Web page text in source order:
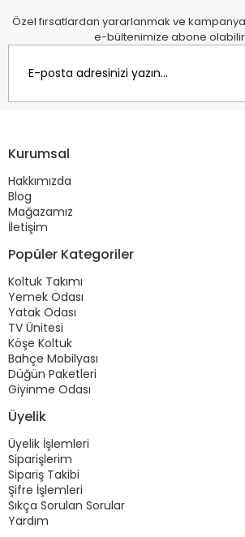
Özel fırsatlardan yararlanmak ve
e-bültenimize abone
Kurumsal
Hakkımızda
Blog
Mağazamız
İletişim
Popüler Kategoriler
Koltuk Takımı
Yemek Odası
Yatak Odası
TV Ünitesi
Köşe Koltuk
Bahçe Mobilyası
Düğün Paketleri
Giyinme Odası
Üyelik
Üyelik İşlemleri
Siparişlerim
Sipariş Takibi
Şifre İşlemleri
Sıkça Sorulan Sorular
Yardım